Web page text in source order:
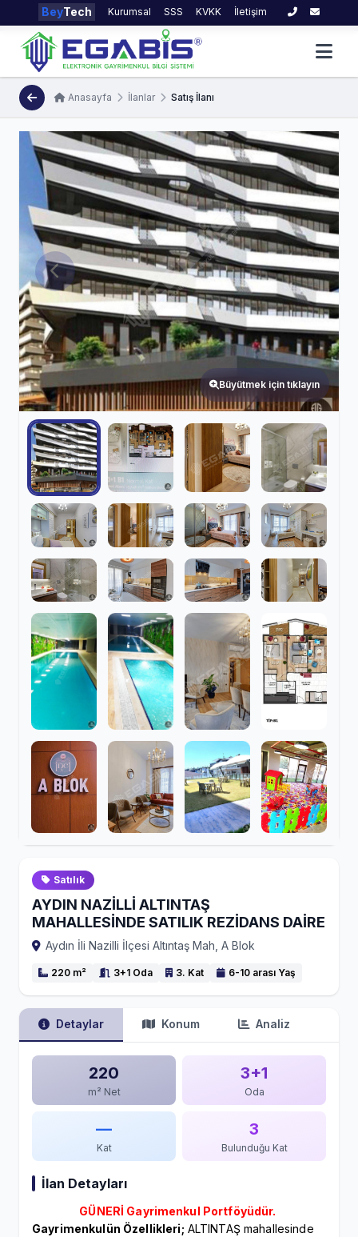
BeyTech Kurumsal SSS KVKK İletişim
Anasayfa İlanlar Satış İlanı
Büyütmek için tıklayın
Satılık
AYDIN NAZİLLİ ALTINTAŞ
MAHALLESİNDE SATILIK REZİDANS DAİRE
Aydın İli Nazilli İlçesi Altıntaş Mah, A Blok
220 m² 3+1 Oda 3. Kat 6-10 arası Yaş
Detaylar Konum Analiz
220
m² Net
3+1
Oda
—
Kat
3
Bulunduğu Kat
İlan Detayları
GÜNERİ Gayrimenkul Portföyüdür.
Gayrimenkulün Özellikleri; ALTINTAŞ mahallesinde